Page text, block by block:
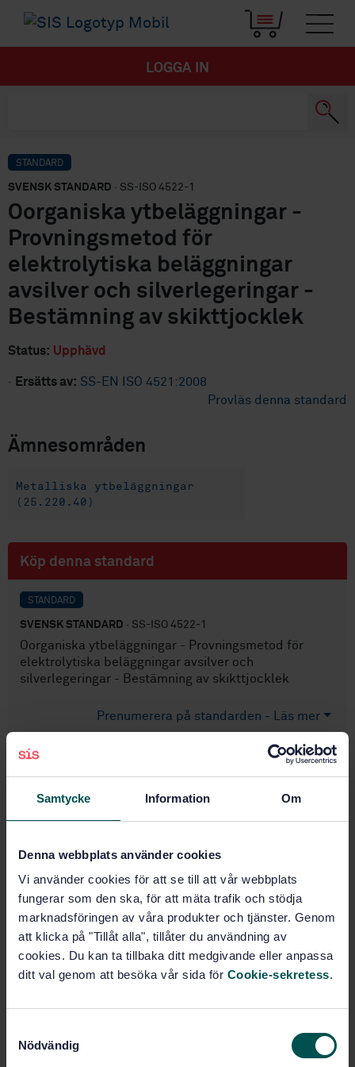
Samtycke Information Om
Denna webbplats använder cookies
Vi använder cookies för att se till att vår webbplats
fungerar som den ska, för att mäta trafik och stödja
marknadsföringen av våra produkter och tjänster. Genom
att klicka på "Tillåt alla", tillåter du användning av
cookies. Du kan ta tillbaka ditt medgivande eller anpassa
ditt val genom att besöka vår sida för Cookie-sekretess.
Nödvändig
LOGGA IN
STANDARD
SVENSK STANDARD · SS-ISO 4522-1
Oorganiska ytbeläggningar -
Provningsmetod för
elektrolytiska beläggningar
avsilver och silverlegeringar -
Bestämning av skikttjocklek
Status: Upphävd
· Ersätts av: SS-EN ISO 4521:2008
Provläs denna standard
Ämnesområden
Metalliska ytbeläggningar
(25.220.40)
Köp denna standard
STANDARD
SVENSK STANDARD · SS-ISO 4522-1
Oorganiska ytbeläggningar - Provningsmetod för
elektrolytiska beläggningar avsilver och
silverlegeringar - Bestämning av skikttjocklek
Prenumerera på standarden - Läs mer
Pris:789 SEK
PDF
Produktinformation
Språk: Engelska Svenska
Framtagen av:Svenska institutet för
standarder
Internationell titel:Metallic coatings - Test
silver alloy coatings - Part 1:
Artikelnummer: